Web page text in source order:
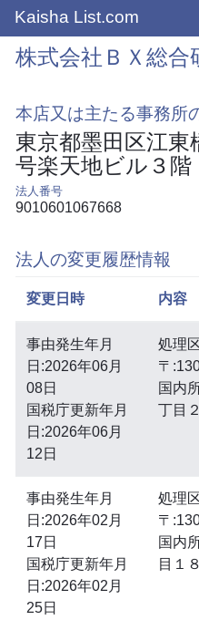
Kaisha List.com
株式会社ＢＸ総合
本店又は主たる事務所
東京都墨田区江東
号楽天地ビル３階
法人番号
9010601067668
法人の変更履歴情報
変更日時 内容
事由発生年月
日:2026年06月
08日
国税庁更新年月
日:2026年06月
12日
処理
〒
国内
丁目
事由発生年月
日:2026年02月
17日
国税庁更新年月
日:2026年02月
25日
処理
〒
国内
目１